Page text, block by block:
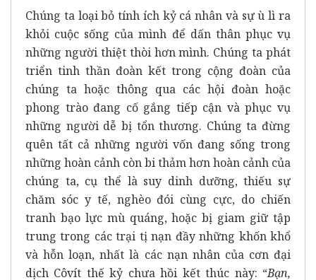
Chúng ta loại bỏ tính ích kỷ cá nhân và sự ù lì ra
khỏi cuộc sống của mình để dấn thân phục vụ
những người thiệt thòi hơn mình. Chúng ta phát
triển tinh thần đoàn kết trong cộng đoàn của
chúng ta hoặc thông qua các hội đoàn hoặc
phong trào đang cố gắng tiếp cận và phục vụ
những người dễ bị tổn thương. Chúng ta đừng
quên tất cả những người vốn đang sống trong
những hoàn cảnh còn bi thảm hơn hoàn cảnh của
chúng ta, cụ thể là suy dinh dưỡng, thiếu sự
chăm sóc y tế, nghèo đói cùng cực, do chiến
tranh bạo lực mù quáng, hoặc bị giam giữ tập
trung trong các trại tị nạn đầy những khốn khổ
và hỗn loạn, nhất là các nạn nhân của cơn đại
dịch Côvít thế kỷ chưa hồi kết thúc này: “Bạn,